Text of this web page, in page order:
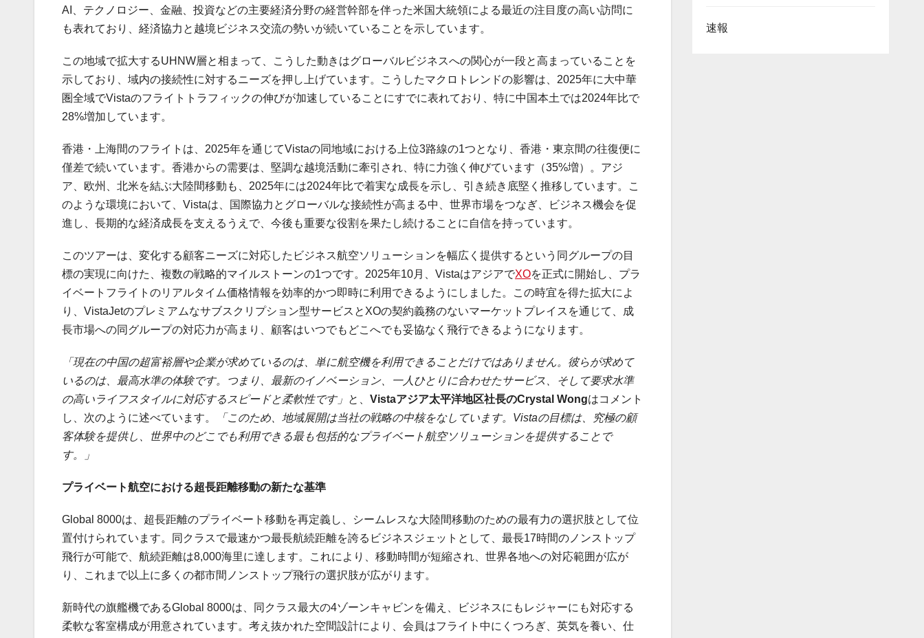
AI、テクノロジー、金融、投資などの主要経済分野の経営幹部を伴った米国大統領による最近の注目度の高い訪問に
も表れており、経済協力と越境ビジネス交流の勢いが続いていることを示しています。
この地域で拡大するUHNW層と相まって、こうした動きはグローバルビジネスへの関心が一段と高まっていることを
示しており、域内の接続性に対するニーズを押し上げています。こうしたマクロトレンドの影響は、2025年に大中華
圏全域でVistaのフライトトラフィックの伸びが加速していることにすでに表れており、特に中国本土では2024年比で
28%増加しています。
香港・上海間のフライトは、2025年を通じてVistaの同地域における上位3路線の1つとなり、香港・東京間の往復便に
僅差で続いています。香港からの需要は、堅調な越境活動に牽引され、特に力強く伸びています（35%増）。アジ
ア、欧州、北米を結ぶ大陸間移動も、2025年には2024年比で着実な成長を示し、引き続き底堅く推移しています。こ
のような環境において、Vistaは、国際協力とグローバルな接続性が高まる中、世界市場をつなぎ、ビジネス機会を促
進し、長期的な経済成長を支えるうえで、今後も重要な役割を果たし続けることに自信を持っています。
このツアーは、変化する顧客ニーズに対応したビジネス航空ソリューションを幅広く提供するという同グループの目
標の実現に向けた、複数の戦略的マイルストーンの1つです。2025年10月、VistaはアジアでXOを正式に開始し、プラ
イベートフライトのリアルタイム価格情報を効率的かつ即時に利用できるようにしました。この時宜を得た拡大によ
り、VistaJetのプレミアムなサブスクリプション型サービスとXOの契約義務のないマーケットプレイスを通じて、成
長市場への同グループの対応力が高まり、顧客はいつでもどこへでも妥協なく飛行できるようになります。
「現在の中国の超富裕層や企業が求めているのは、単に航空機を利用できることだけではありません。彼らが求めて
いるのは、最高水準の体験です。つまり、最新のイノベーション、一人ひとりに合わせたサービス、そして要求水準
の高いライフスタイルに対応するスピードと柔軟性です」 と、 Vistaアジア太平洋地区社長のCrystal Wongはコメント
し、次のように述べています。
「このため、地域展開は当社の戦略の中核をなしています。Vistaの目標は、究極の顧
客体験を提供し、世界中のどこでも利用できる最も包括的なプライベート航空ソリューションを提供することで
す。」
プライベート航空における超長距離移動の新たな基準
Global 8000は、超長距離のプライベート移動を再定義し、シームレスな大陸間移動のための最有力の選択肢として位
置付けられています。同クラスで最速かつ最長航続距離を誇るビジネスジェットとして、最長17時間のノンストップ
飛行が可能で、航続距離は8,000海里に達します。これにより、移動時間が短縮され、世界各地への対応範囲が広が
り、これまで以上に多くの都市間ノンストップ飛行の選択肢が広がります。
新時代の旗艦機であるGlobal 8000は、同クラス最大の4ゾーンキャビンを備え、ビジネスにもレジャーにも対応する
柔軟な客室構成が用意されています。考え抜かれた空間設計により、会員はフライト中にくつろぎ、英気を養い、仕
速報